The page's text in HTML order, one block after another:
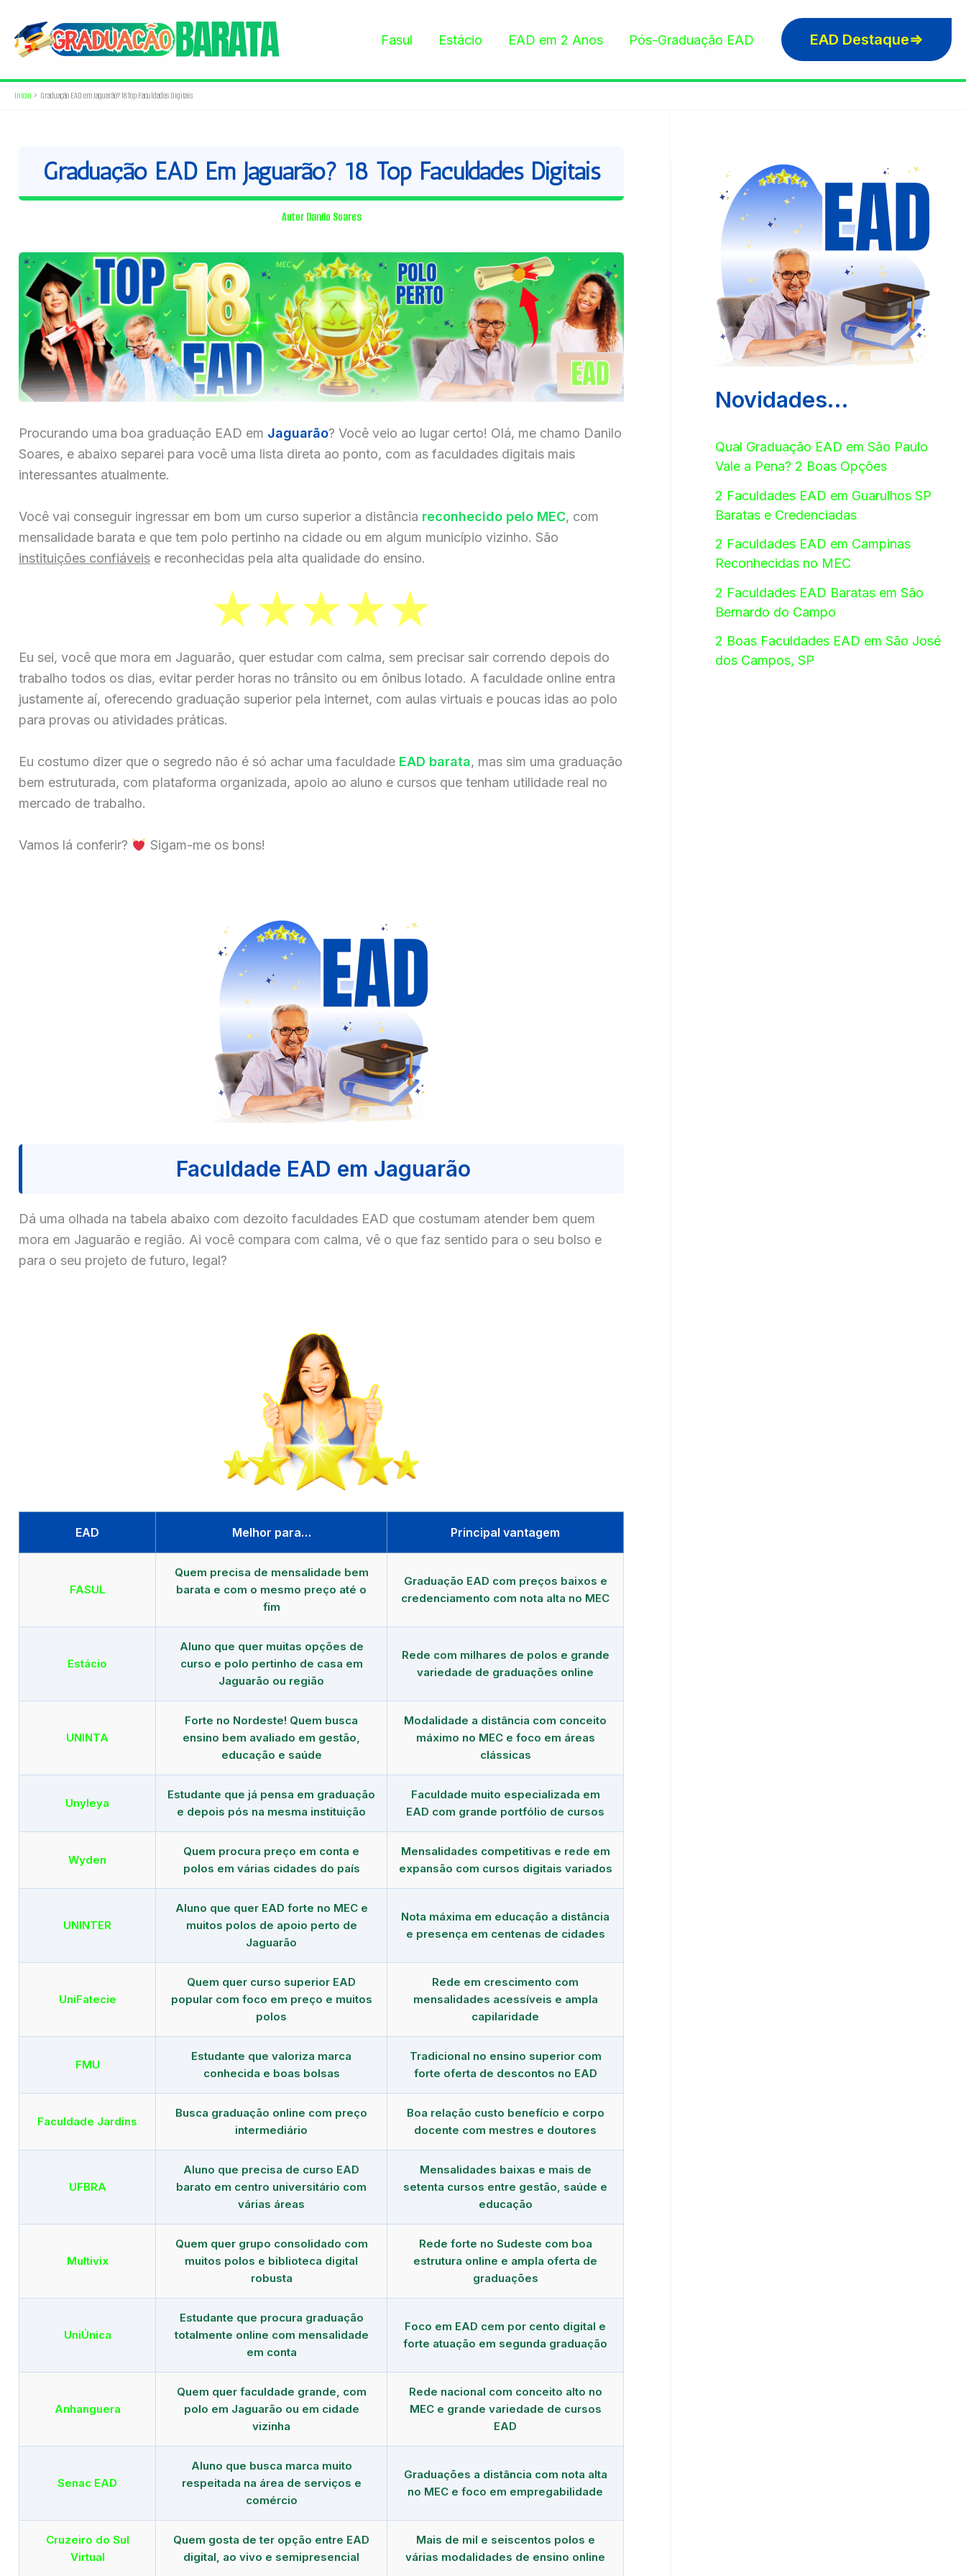
para
Fasul Estácio EAD em 2 Anos Pós-Graduação EAD EAD Destaque⇒
Início Graduação EAD em Jaguarão? 18 Top Faculdades Digitais
Graduação EAD Em Jaguarão? 18 Top Faculdades Digitais
Autor Danilo Soares
Procurando uma boa graduação EAD em Jaguarão? Você veio ao lugar certo! Olá, me chamo Danilo
Soares, e abaixo separei para você uma lista direta ao ponto, com as faculdades digitais mais
interessantes atualmente.
Você vai conseguir ingressar em bom um curso superior a distância reconhecido pelo MEC, com
mensalidade barata e que tem polo pertinho na cidade ou em algum município vizinho. São
instituições confiáveis e reconhecidas pela alta qualidade do ensino.
Eu sei, você que mora em Jaguarão, quer estudar com calma, sem precisar sair correndo depois do
trabalho todos os dias, evitar perder horas no trânsito ou em ônibus lotado. A faculdade online entra
justamente aí, oferecendo graduação superior pela internet, com aulas virtuais e poucas idas ao polo
para provas ou atividades práticas.
Eu costumo dizer que o segredo não é só achar uma faculdade EAD barata, mas sim uma graduação
bem estruturada, com plataforma organizada, apoio ao aluno e cursos que tenham utilidade real no
mercado de trabalho.
Vamos lá conferir? Sigam-me os bons!
Faculdade EAD em Jaguarão
Dá uma olhada na tabela abaixo com dezoito faculdades EAD que costumam atender bem quem
mora em Jaguarão e região. Ai você compara com calma, vê o que faz sentido para o seu bolso e
para o seu projeto de futuro, legal?
EAD Melhor para… Principal vantagem
FASUL
Quem precisa de mensalidade bem
barata e com o mesmo preço até o
fim
Graduação EAD com preços baixos e
credenciamento com nota alta no MEC
Estácio
Aluno que quer muitas opções de
curso e polo pertinho de casa em
Jaguarão ou região
Rede com milhares de polos e grande
variedade de graduações online
UNINTA
Forte no Nordeste! Quem busca
ensino bem avaliado em gestão,
educação e saúde
Modalidade a distância com conceito
máximo no MEC e foco em áreas
clássicas
Unyleya
Estudante que já pensa em graduação
e depois pós na mesma instituição
Faculdade muito especializada em
EAD com grande portfólio de cursos
Wyden
Quem procura preço em conta e
polos em várias cidades do país
Mensalidades competitivas e rede em
expansão com cursos digitais variados
UNINTER
Aluno que quer EAD forte no MEC e
muitos polos de apoio perto de
Jaguarão
Nota máxima em educação a distância
e presença em centenas de cidades
UniFatecie
Quem quer curso superior EAD
popular com foco em preço e muitos
polos
Rede em crescimento com
mensalidades acessíveis e ampla
capilaridade
FMU
Estudante que valoriza marca
conhecida e boas bolsas
Tradicional no ensino superior com
forte oferta de descontos no EAD
Faculdade Jardins
Busca graduação online com preço
intermediário
Boa relação custo benefício e corpo
docente com mestres e doutores
UFBRA
Aluno que precisa de curso EAD
barato em centro universitário com
várias áreas
Mensalidades baixas e mais de
setenta cursos entre gestão, saúde e
educação
Multivix
Quem quer grupo consolidado com
muitos polos e biblioteca digital
robusta
Rede forte no Sudeste com boa
estrutura online e ampla oferta de
graduações
UniÚnica
Estudante que procura graduação
totalmente online com mensalidade
em conta
Foco em EAD cem por cento digital e
forte atuação em segunda graduação
Anhanguera
Quem quer faculdade grande, com
polo em Jaguarão ou em cidade
vizinha
Rede nacional com conceito alto no
MEC e grande variedade de cursos
EAD
Senac EAD
Aluno que busca marca muito
respeitada na área de serviços e
comércio
Graduações a distância com nota alta
no MEC e foco em empregabilidade
Cruzeiro do Sul
Virtual
Quem gosta de ter opção entre EAD
digital, ao vivo e semipresencial
Mais de mil e seiscentos polos e
várias modalidades de ensino online
Novidades…
Qual Graduação EAD em São Paulo
Vale a Pena? 2 Boas Opções
2 Faculdades EAD em Guarulhos SP
Baratas e Credenciadas
2 Faculdades EAD em Campinas
Reconhecidas no MEC
2 Faculdades EAD Baratas em São
Bernardo do Campo
2 Boas Faculdades EAD em São José
dos Campos, SP